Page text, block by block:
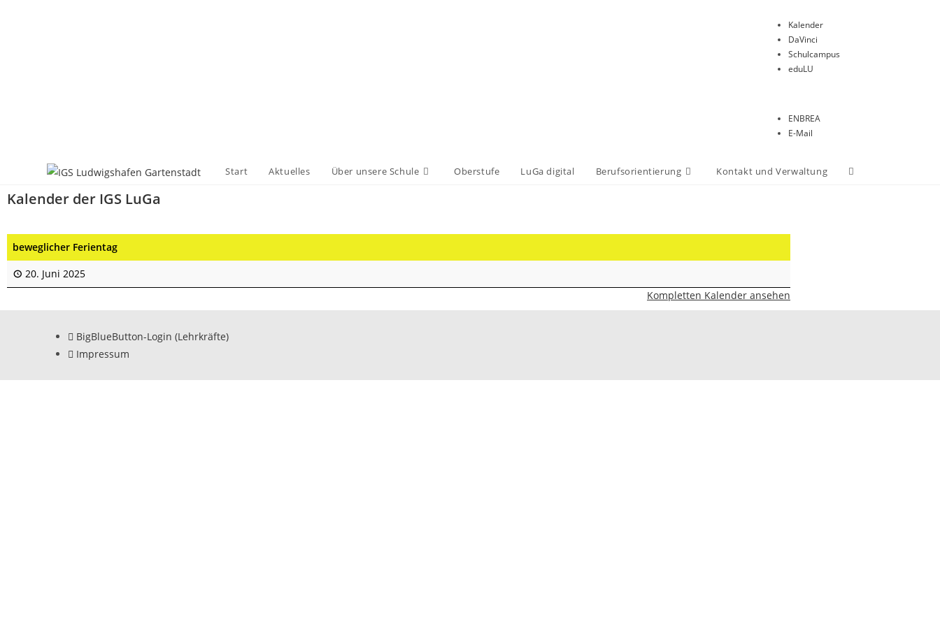
Kalender
DaVinci
Schulcampus
eduLU
ENBREA
E-Mail
Start Aktuelles Über unsere Schule Oberstufe LuGa digital Berufsorientierung Kontakt und Verwaltung
Kalender der IGS LuGa
beweglicher Ferientag
20. Juni 2025
Kompletten Kalender ansehen
BigBlueButton-Login (Lehrkräfte)
Impressum